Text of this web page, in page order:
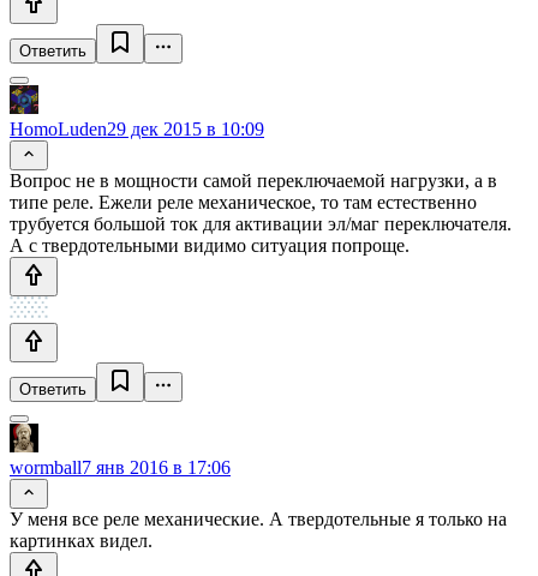
Ответить
HomoLuden29 дек 2015 в 10:09
Вопрос не в мощности самой переключаемой нагрузки, а в
типе реле. Ежели реле механическое, то там естественно
трубуется большой ток для активации эл/маг переключателя.
А с твердотельными видимо ситуация попроще.
Ответить
wormball7 янв 2016 в 17:06
У меня все реле механические. А твердотельные я только на
картинках видел.